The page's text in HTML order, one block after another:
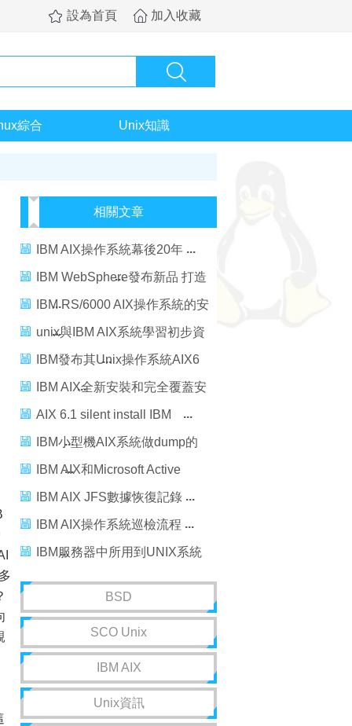
設為首頁 加入收藏
綜合 Unix知識
相關文章
IBM AIX操作系統幕後20年
IBM WebSphere發布新品 打造
流程整合利器
IBM RS/6000 AIX操作系統的安
裝
unix與IBM AIX系統學習初步資
料
IBM發布其Unix操作系統AIX6
開放測試版
IBM AIX全新安裝和完全覆蓋安
裝方法
AIX 6.1 silent install IBM
Installation Manager 1.5.3
IBM小型機AIX系統做dump的
方法
IBM AIX和Microsoft Active
Directory與Kerberos和LDAP的
集成
IBM AIX JFS數據恢復記錄
IBM AIX操作系統巡檢流程
IBM服務器中所用到UNIX系統
AIX
BSD
SCO Unix
IBM AIX
Unix資訊